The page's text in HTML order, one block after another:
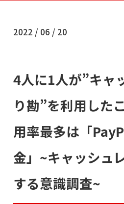
2022 / 06 / 20
4人に1人が”キャ
り勘”を利用した
用率最多は「
金」~キャッシュ
する意識調査~